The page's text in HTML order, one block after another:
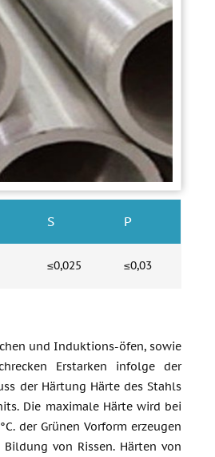
S P
≤0,025 ≤0,03
und Induktions-öfen, sowie
Erstarken infolge der
der Härtung Härte des Stahls
Die maximale Härte wird bei
der Grünen Vorform erzeugen
von Rissen. Härten von